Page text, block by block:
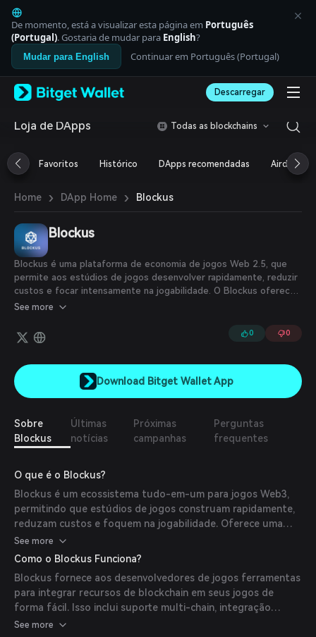
English
日本語
Tiếng Việt
Русский
Español (Latinoamérica)
Italiano
Deutsch
繁體中文
Português (Portugal)
ภาษาไทย
العربية
हिन्दी
Español
Português (Brasil)
Español (Argentina)
De momento, está a visualizar esta página em Português
(Portugal). Gostaria de mudar para English?
Mudar para English Continuar em Português (Portugal)
Descarregar
Loja de DApps Todas as blockchains
Favoritos Histórico DApps recomendadas Airdrop
Home › DApp Home › Blockus
Blockus
Blockus é uma plataforma de economia de jogos Web 2.5, que
permite aos estúdios de jogos desenvolver rapidamente, reduzir
custos e focar intensamente na jogabilidade. O Blockus oferece
pagamentos integrados de forma fluida com fiat e criptomoedas,
See more
0 0
Download Bitget Wallet App
Sobre
Blockus
Últimas
notícias
Próximas
campanhas
Perguntas
frequentes
O que é o Blockus?
Blockus é um ecossistema tudo-em-um para jogos Web3,
permitindo que estúdios de jogos construam rapidamente,
reduzam custos e foquem na jogabilidade. Oferece uma
carteira integrada como serviço, um marketplace NFT
proprietário e suporte para pagamentos tanto em fiat
See more
Como o Blockus Funciona?
Blockus fornece aos desenvolvedores de jogos ferramentas
para integrar recursos de blockchain em seus jogos de
forma fácil. Isso inclui suporte multi-chain, integração
perfeita entre plataformas, medidas globais de
See more